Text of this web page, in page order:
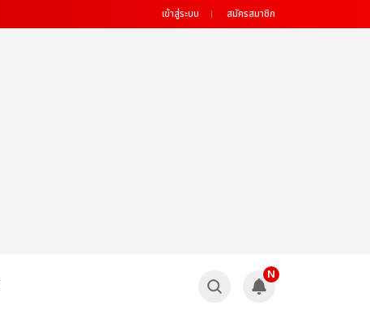
เข้าสู่ระบบ สมัครสมาชิก
N